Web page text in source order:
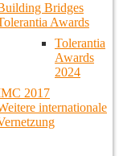
Bridges
Awards
Tolerantia
Awards
2024
2017
internationale